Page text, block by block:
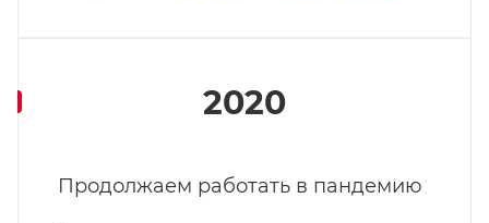
2020
Продолжаем работать в пандемию